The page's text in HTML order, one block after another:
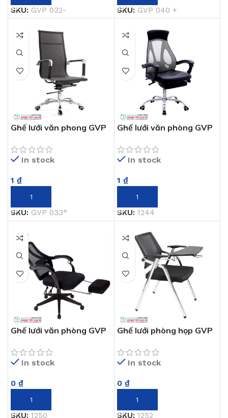
SKU: GVP 032- SKU: GVP 040 +
Ghế lưới văn phong GVP
In stock
1 ₫
THÊM VÀO GIỎ HÀNG
SKU: GVP 033*
Ghế lưới văn phòng GVP
In stock
1 ₫
THÊM VÀO GIỎ HÀNG
SKU: 1244
Ghế lưới văn phòng GVP
In stock
0 ₫
THÊM VÀO GIỎ HÀNG
SKU: 1250
Ghế lưới phòng họp GVP
In stock
0 ₫
THÊM VÀO GIỎ HÀNG
SKU: 1252